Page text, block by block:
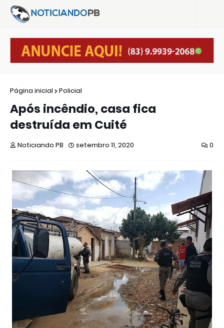
Página inicial Policial
Após incêndio, casa fica
destruída em Cuité
Noticiando PB setembro 11, 2020 0